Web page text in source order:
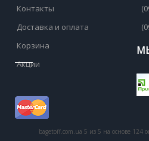
Контакты
Доставка и оплата
Корзина
Акции
bagetoff.com.ua 5 из 5 на основе 124